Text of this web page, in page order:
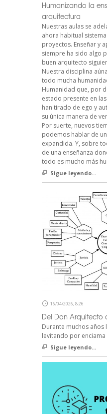
Humanizando la
arquitectura
Nuestras aulas se
ahora habitual
proyectos. Enseñar y
siempre ha sido algo
buen arquitecto
Nuestra disciplina
todo mucha
Humanidad que, por
estado presente en
han tirado de ego y
su única manera de
Por suerte, nuevos
podemos hablar de
expandida. Y, sobre
de una enseñanza
todo es mucho más
Sigue leyendo...
16/04/2026, 8:26
Del Don Arquitecto
Durante muchos
levitando por enciama
Sigue leyendo...